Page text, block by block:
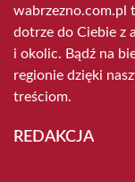
wabrzezno.com.pl
dotrze do Ciebie z
i okolic. Bądź na
regionie dzięki
treściom.
REDAKCJA